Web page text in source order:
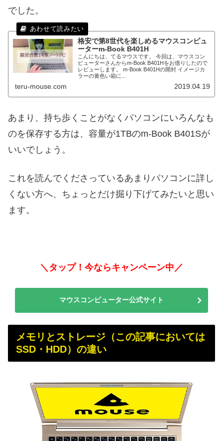
でした。
格安で第8世代を楽しめるマウスコンピュ
ーターm-Book B401H
こんにちは、てるマウスです。 今回は、マウスコン
ピューターさんからm-Book B401Hをお借りしたので
レビューします。 m-Book B401Hの開封 イメージカ
ラーの黄色い箱に...
teru-mouse.com 2019.04.19
あまり、持ち歩くことがなくパソコンにいろんなも
のを保存する方は、容量が1TBのm-Book B401Sが
いいでしょう。
これを読んでくださっているあまりパソコンに詳し
くない方へ、ちょっとだけ掘り下げてみたいと思い
ます。
＼タップ！今ならキャンペーン中／
マウスコンピューター公式サイト
メモリとストレージ（この記事においては
SSD・HDD）の違い